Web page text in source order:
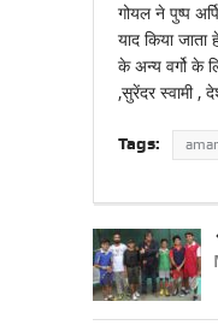
गोयल ने पुष्प
याद किया
के अन्य वर्गो के
,सुरेंदर स्वामी ,
Tags: